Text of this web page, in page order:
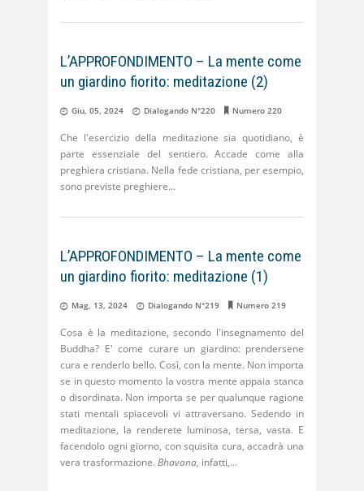
L’APPROFONDIMENTO – La mente come
un giardino fiorito: meditazione (2)
Giu, 05, 2024 Dialogando N°220 Numero 220
Che l'esercizio della meditazione sia quotidiano, è
parte essenziale del sentiero. Accade come alla
preghiera cristiana. Nella fede cristiana, per esempio,
sono previste preghiere
L’APPROFONDIMENTO – La mente come
un giardino fiorito: meditazione (1)
Mag, 13, 2024 Dialogando N°219 Numero 219
Cosa è la meditazione, secondo l'insegnamento del
Buddha? E' come curare un giardino: prendersene
cura e renderlo bello. Così, con la mente. Non importa
se in questo momento la vostra mente appaia stanca
o disordinata. Non importa se per qualunque ragione
stati mentali spiacevoli vi attraversano. Sedendo in
meditazione, la renderete luminosa, tersa, vasta. E
facendolo ogni giorno, con squisita cura, accadrà una
vera trasformazione. Bhavana, infatti,